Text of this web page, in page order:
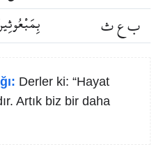
ب ع ث
Derler ki: “Hayat
Artık biz bir daha